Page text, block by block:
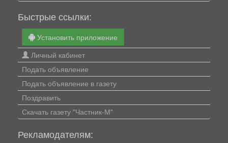
Быстрые ссылки:
Установить приложение
Личный кабинет
Подать объявление
Подать объявление в газету
Поздравить
Скачать газету "Частник-М"
Рекламодателям: